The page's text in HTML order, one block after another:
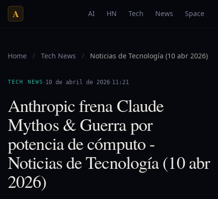
A AI HN Tech News Space
Home / Tech News / Noticias de Tecnología (10 abr 2026)
TECH NEWS ·10 de abril de 2026·11:21
Anthropic frena Claude
Mythos & Guerra por
potencia de cómputo -
Noticias de Tecnología (10 abr
2026)